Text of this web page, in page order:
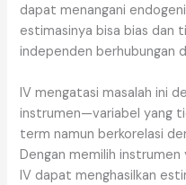
dapat menangani
estimasinya bisa bias dan
independen berhubungan
IV mengatasi masalah ini
instrumen—variabel yang
term namun berkorelasi
Dengan memilih
IV dapat menghasilkan